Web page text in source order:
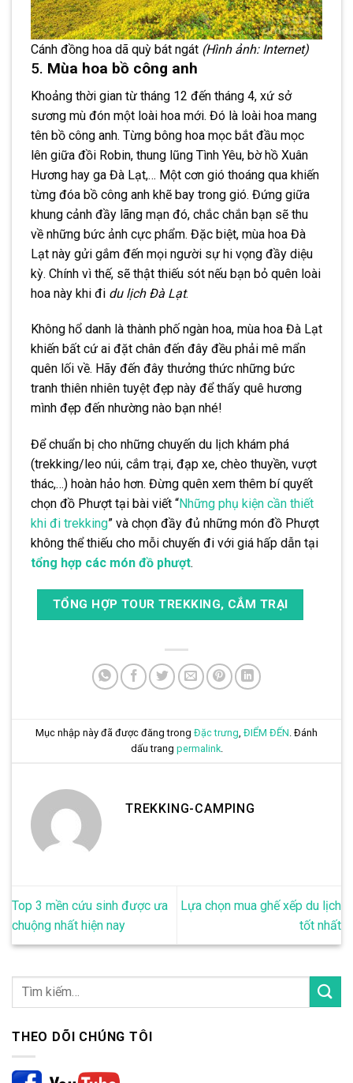
Cánh đồng hoa dã quỳ bát ngát (Hình ảnh: Internet)
5. Mùa hoa bồ công anh
Khoảng thời gian từ tháng 12 đến tháng 4, xứ sở
sương mù đón một loài hoa mới. Đó là loài hoa mang
tên bồ công anh. Từng bông hoa mọc bắt đầu mọc
lên giữa đồi Robin, thung lũng Tình Yêu, bờ hồ Xuân
Hương hay ga Đà Lạt,… Một cơn gió thoáng qua khiến
từng đóa bồ công anh khẽ bay trong gió. Đứng giữa
khung cảnh đầy lãng mạn đó, chắc chắn bạn sẽ thu
về những bức ảnh cực phẩm. Đặc biệt, mùa hoa Đà
Lạt này gửi gắm đến mọi người sự hi vọng đầy diệu
kỳ. Chính vì thế, sẽ thật thiếu sót nếu bạn bỏ quên loài
hoa này khi đi du lịch Đà Lạt.
Không hổ danh là thành phố ngàn hoa, mùa hoa Đà Lạt
khiến bất cứ ai đặt chân đến đây đều phải mê mẩn
quên lối về. Hãy đến đây thưởng thức những bức
tranh thiên nhiên tuyệt đẹp này để thấy quê hương
mình đẹp đến nhường nào bạn nhé!
Để chuẩn bị cho những chuyến du lịch khám phá
(trekking/leo núi, cắm trại, đạp xe, chèo thuyền, vượt
thác,…) hoàn hảo hơn. Đừng quên xem thêm bí quyết
chọn đồ Phượt tại bài viết “Những phụ kiện cần thiết
khi đi trekking” và chọn đầy đủ những món đồ Phượt
không thể thiếu cho mỗi chuyến đi với giá hấp dẫn tại
tổng hợp các món đồ phượt.
TỔNG HỢP TOUR TREKKING, CẮM TRẠI
Mục nhập này đã được đăng trong Đặc trưng ĐIỂM ĐẾN . Đánh
dấu trang permalink.
TREKKING-CAMPING
Top 3 mền cứu sinh được ưa
chuộng nhất hiện nay
Lựa chọn mua ghế xếp du lịch
tốt nhất
THEO DÕI CHÚNG TÔI